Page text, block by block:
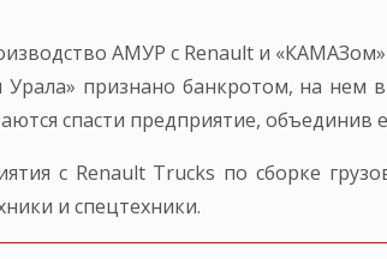
АМУР с Renault и «КАМАЗом»
признано банкротом, на нем
спасти предприятие, объединив
с Renault Trucks по сборке
и спецтехники.